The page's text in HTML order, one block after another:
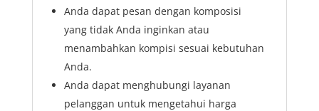
Anda dapat pesan dengan komposisi
yang tidak Anda inginkan atau
menambahkan kompisi sesuai kebutuhan
Anda.
Anda dapat menghubungi layanan
pelanggan untuk mengetahui harga